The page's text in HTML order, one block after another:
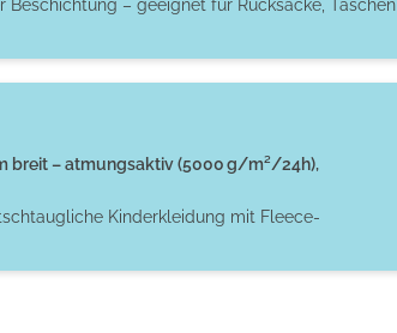
– geeignet für Rucksäcke, Taschen
breit – atmungsaktiv (5000 g/m²/24h),
Kinderkleidung mit Fleece-